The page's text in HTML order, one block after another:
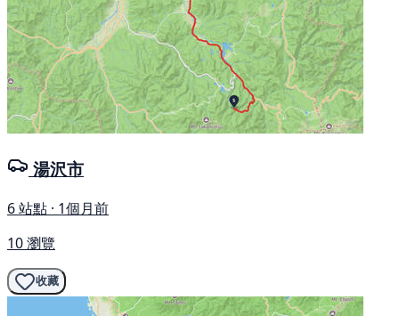
湯沢市
6 站點 · 1個月前
10 瀏覽
收藏